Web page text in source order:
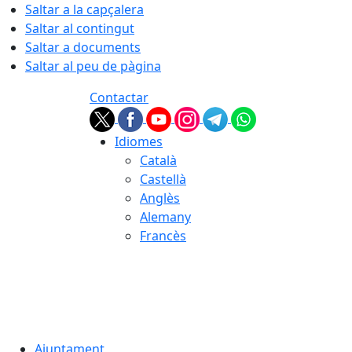
Saltar a la capçalera
Saltar al contingut
Saltar a documents
Saltar al peu de pàgina
Contactar
Idiomes
Català
Castellà
Anglès
Alemany
Francès